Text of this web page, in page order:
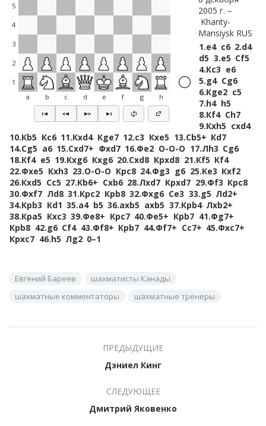
5
4
3
2
1
a
b c d e f g h
2005 г.
Khanty-
Mansiysk RUS
1.e4 c6 2.d4
d5 3.e5 Сf5
4.Кc3 e6
5.g4 Сg6
6.Кge2 c5
7.h4 h5
8.Кf4 Сh7
9.Кxh5 cxd4
10.Кb5 Кc6 11.Кxd4 Кge7 12.c3 Кxe5 13.Сb5+ Кd7
14.Сg5 a6 15.Сxd7+ Фxd7 16.Фe2 O-O-O 17.Лh3 Сg6
18.Кf4 e5 19.Кxg6 Кxg6 20.Сxd8 Крxd8 21.Кf5 Кf4
22.Фxe5 Кxh3 23.O-O-O Крc8 24.Фg3 g6 25.Кe3 Кxf2
26.Кxd5 Сc5 27.Кb6+ Сxb6 28.Лxd7 Крxd7 29.Фf3 Крc8
30.Фxf7 Лd8 31.Крc2 Крb8 32.Фxg6 Сe3 33.g5 Лd2+
34.Крb3 Кd1 35.a4 b5 36.axb5 axb5 37.Крb4 Лxb2+
38.Крa5 Кxc3 39.Фe8+ Крc7 40.Фe5+ Крb7 41.Фg7+
Крb8 42.g6 Сf4 43.Фf8+ Крb7 44.Фf7+ Сc7+ 45.Фxc7+
Крxc7 46.h5 Лg2 0–1
Евгений Бареев
шахматисты Канады
шахматные комментаторы
шахматные тренеры
ПРЕДЫДУЩИЕ
Дэниел Кинг
СЛЕДУЮЩЕЕ
Дмитрий Яковенко